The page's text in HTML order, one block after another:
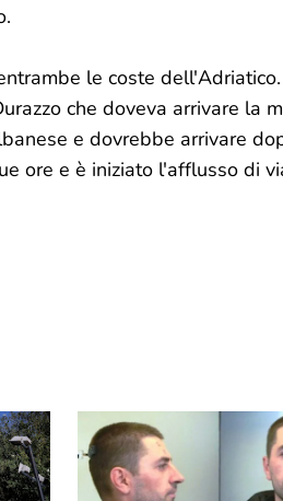
le coste
che doveva arrivare la
e dovrebbe arrivare
ore e è iniziato l'afflusso di